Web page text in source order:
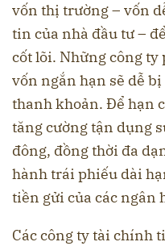
vốn thị trường – vốn
tin của nhà đầu tư –
cốt lõi. Những công
vốn ngắn hạn sẽ dễ
thanh khoản. Để hạn
tăng cường tận dụng
đông, đồng thời đa
hành trái phiếu dài
tiền gửi của các ngân
Các công ty tài chính